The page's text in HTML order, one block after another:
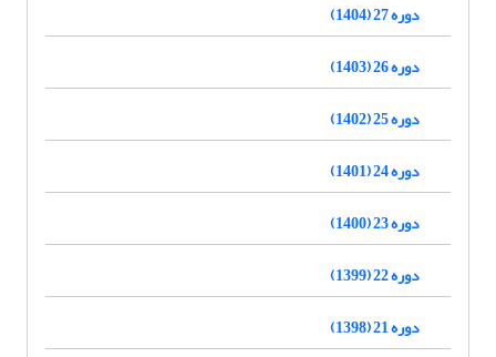
دوره 27 (1404)
دوره 26 (1403)
دوره 25 (1402)
دوره 24 (1401)
دوره 23 (1400)
دوره 22 (1399)
دوره 21 (1398)